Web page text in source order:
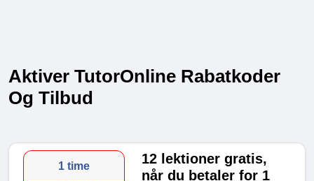
Aktiver TutorOnline Rabatkoder
Og Tilbud
1 time
12 lektioner gratis,
når du betaler for 1